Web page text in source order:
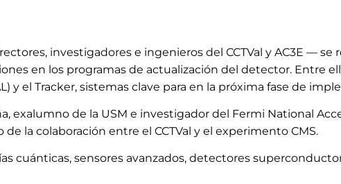
investigadores e ingenieros del CCTVal y AC3E — se
en los programas de actualización del detector. Entre
y el Tracker, sistemas clave para en la próxima fase de
exalumno de la USM e investigador del Fermi National
la colaboración entre el CCTVal y el experimento CMS.
cuánticas, sensores avanzados, detectores